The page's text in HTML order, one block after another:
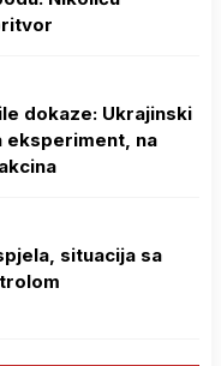
dokaze: Ukrajinski
eksperiment, na
situacija sa